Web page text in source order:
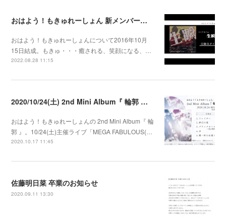
おはよう！もきゅれーしょん 新メンバー募集！
おはよう！もきゅれーしょんについて2016年10月
15日結成。もきゅ・・・癒される、笑顔になる、…
2022.08.28 11:15
2020/10/24(土) 2nd Mini Album『 輪郭 』発売決定
おはよう！もきゅれーしょんの 2nd Mini Album『 輪
郭 』。10/24(土)主催ライブ「MEGA FABULOUS(…
2020.10.17 11:45
佐藤明日菜 卒業のお知らせ
2020.09.11 13:30